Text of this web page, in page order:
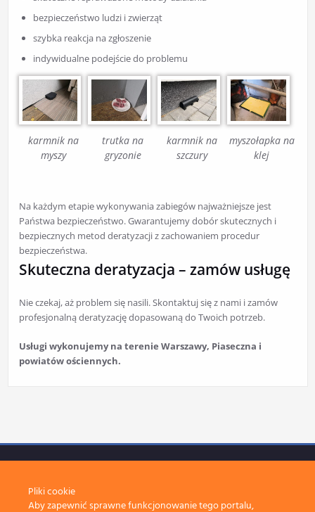
bezpieczeństwo ludzi i zwierząt
szybka reakcja na zgłoszenie
indywidualne podejście do problemu
karmnik na
myszy
trutka na
gryzonie
karmnik na
szczury
myszołapka na
klej
Na każdym etapie wykonywania zabiegów najważniejsze jest
Państwa bezpieczeństwo. Gwarantujemy dobór skutecznych i
bezpiecznych metod deratyzacji z zachowaniem procedur
bezpieczeństwa.
Skuteczna deratyzacja – zamów usługę
Nie czekaj, aż problem się nasili. Skontaktuj się z nami i zamów
profesjonalną deratyzację dopasowaną do Twoich potrzeb.
Usługi wykonujemy na terenie Warszawy, Piaseczna i
powiatów ościennych.
Pliki cookie
Aby zapewnić sprawne funkcjonowanie tego portalu,